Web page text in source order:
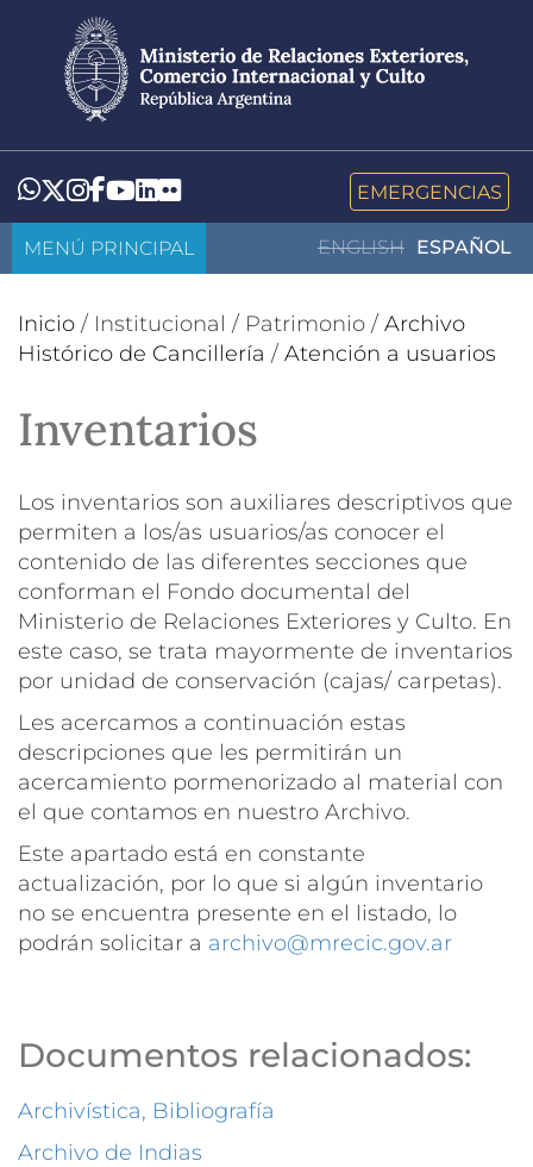
contenido
principal
Whatsapp
Twitter
Instagram
Facebook
YouTube
LinkedIn
Flickr EMERGENCIAS
ENGLISH ESPAÑOL
MENÚ PRINCIPAL
Inicio / Institucional / Patrimonio / Archivo
Histórico de Cancillería / Atención a usuarios
Inventarios
Los inventarios son auxiliares descriptivos que
permiten a los/as usuarios/as conocer el
contenido de las diferentes secciones que
conforman el Fondo documental del
Ministerio de Relaciones Exteriores y Culto. En
este caso, se trata mayormente de inventarios
por unidad de conservación (cajas/ carpetas).
Les acercamos a continuación estas
descripciones que les permitirán un
acercamiento pormenorizado al material con
el que contamos en nuestro Archivo.
Este apartado está en constante
actualización, por lo que si algún inventario
no se encuentra presente en el listado, lo
podrán solicitar a archivo@mrecic.gov.ar
Documentos relacionados:
Archivística, Bibliografía
Archivo de Indias